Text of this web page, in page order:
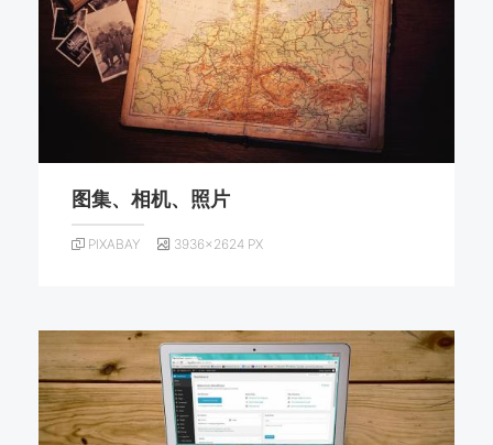
图集、相机、照片
PIXABAY 3936×2624 PX